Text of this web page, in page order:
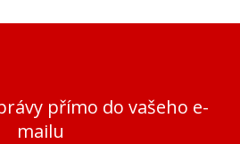
přímo do vašeho e-
mailu